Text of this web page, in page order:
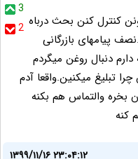
3
2 کنترل کنن بحث درباه
پیامهای بازرگانی
دنبال روغن میگردم
تبلیغ میکنین.واقعا آدم
بخره والتماس هم بکنه
کنه
۱۳۹۹/۱۱/۱۶ ۲۳:۰۴:۱۲